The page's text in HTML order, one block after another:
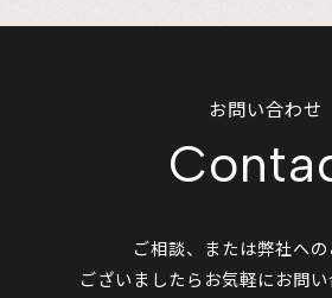
お問い合わせ
ご相談、または弊社へ
ございましたらお気軽にお問い